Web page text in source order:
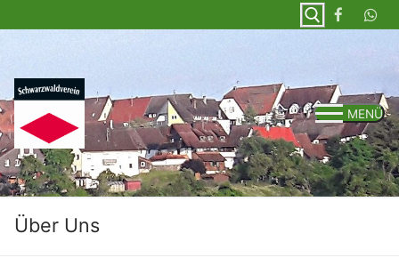
Inhalt
Suchen nach:
MENÜ
Über Uns